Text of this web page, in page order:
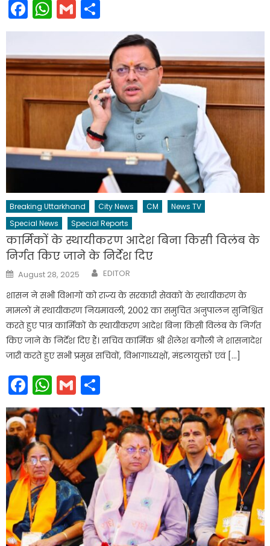
Facebook
WhatsApp
Gmail
Breaking Uttarkhand City News CM
News TV
Special News
Special Reports
कार्मिकों के स्थायीकरण आदेश बिना किसी विलंब के
निर्गत किए जाने के निर्देश दिए
Posted
on
August 28, 2025 Author
EDITOR
शासन ने सभी विभागों को राज्य के सरकारी सेवकों के स्थायीकरण के
मामलों में स्थायीकरण नियमावली, 2002 का समुचित अनुपालन सुनिश्चित
करते हुए पात्र कार्मिकों के स्थायीकरण आदेश बिना किसी विलंब के निर्गत
किए जाने के निर्देश दिए हैं। सचिव कार्मिक श्री शैलेश बगौली ने शासनादेश
जारी करते हुए सभी प्रमुख सचिवों, विभागाध्यक्षों, मंडलायुक्तों एवं […]
Facebook
WhatsApp
Gmail